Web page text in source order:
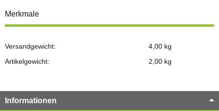
Merkmale
Versandgewicht:
4,00 kg
Artikelgewicht:
2,00 kg
Informationen